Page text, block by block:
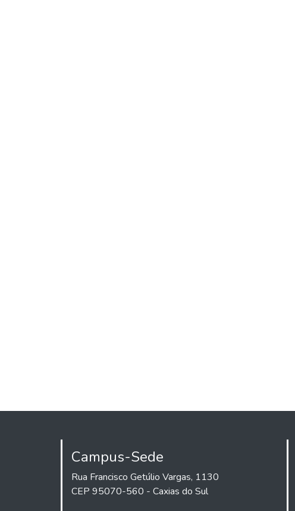
Campus-Sede
Rua Francisco Getúlio Vargas, 1130
CEP 95070-560 - Caxias do Sul